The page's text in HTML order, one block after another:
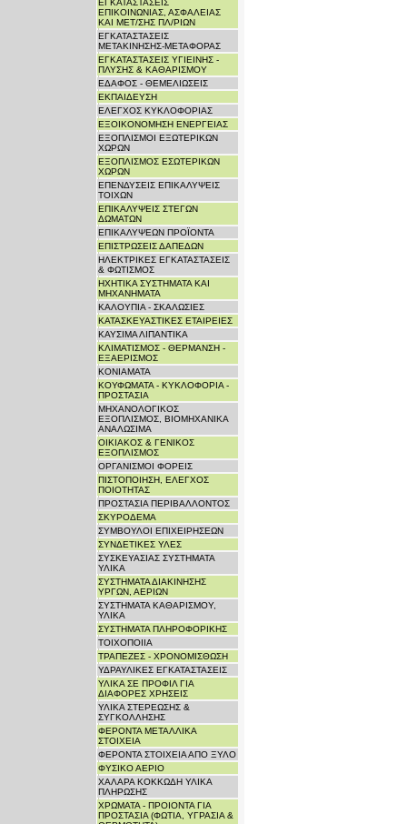
ΕΓΚΑΤΑΣΤΑΣΕΙΣ
ΕΠΙΚΟΙΝΩΝΙΑΣ, ΑΣΦΑΛΕΙΑΣ
ΚΑΙ ΜΕΤ/ΣΗΣ ΠΛ/ΡΙΩΝ
ΕΓΚΑΤΑΣΤΑΣΕΙΣ
ΜΕΤΑΚΙΝΗΣΗΣ-ΜΕΤΑΦΟΡΑΣ
ΕΓΚΑΤΑΣΤΑΣΕΙΣ ΥΓΙΕΙΝΗΣ -
ΠΛΥΣΗΣ & ΚΑΘΑΡΙΣΜΟΥ
ΕΔΑΦΟΣ - ΘΕΜΕΛΙΩΣΕΙΣ
ΕΚΠΑΙΔΕΥΣΗ
ΕΛΕΓΧΟΣ ΚΥΚΛΟΦΟΡΙΑΣ
ΕΞΟΙΚΟΝΟΜΗΣΗ ΕΝΕΡΓΕΙΑΣ
ΕΞΟΠΛΙΣΜΟΙ ΕΞΩΤΕΡΙΚΩΝ
ΧΩΡΩΝ
ΕΞΟΠΛΙΣΜΟΣ ΕΣΩΤΕΡΙΚΩΝ
ΧΩΡΩΝ
ΕΠΕΝΔΥΣΕΙΣ ΕΠΙΚΑΛΥΨΕΙΣ
ΤΟΙΧΩΝ
ΕΠΙΚΑΛΥΨΕΙΣ ΣΤΕΓΩΝ
ΔΩΜΑΤΩΝ
ΕΠΙΚΑΛΥΨΕΩΝ ΠΡΟΪΟΝΤΑ
ΕΠΙΣΤΡΩΣΕΙΣ ΔΑΠΕΔΩΝ
ΗΛΕΚΤΡΙΚΕΣ ΕΓΚΑΤΑΣΤΑΣΕΙΣ
& ΦΩΤΙΣΜΟΣ
ΗΧΗΤΙΚΑ ΣΥΣΤΗΜΑΤΑ ΚΑΙ
ΜΗΧΑΝΗΜΑΤΑ
ΚΑΛΟΥΠΙΑ - ΣΚΑΛΩΣΙΕΣ
ΚΑΤΑΣΚΕΥΑΣΤΙΚΕΣ ΕΤΑΙΡΕΙΕΣ
ΚΑΥΣΙΜΑ ΛΙΠΑΝΤΙΚΑ
ΚΛΙΜΑΤΙΣΜΟΣ - ΘΕΡΜΑΝΣΗ -
ΕΞΑΕΡΙΣΜΟΣ
ΚΟΝΙΑΜΑΤΑ
ΚΟΥΦΩΜΑΤΑ - ΚΥΚΛΟΦΟΡΙΑ -
ΠΡΟΣΤΑΣΙΑ
ΜΗΧΑΝΟΛΟΓΙΚΟΣ
ΕΞΟΠΛΙΣΜΟΣ, ΒΙΟΜΗΧΑΝΙΚΑ
ΑΝΑΛΩΣΙΜΑ
ΟΙΚΙΑΚΟΣ & ΓΕΝΙΚΟΣ
ΕΞΟΠΛΙΣΜΟΣ
ΟΡΓΑΝΙΣΜΟΙ ΦΟΡΕΙΣ
ΠΙΣΤΟΠΟΙΗΣΗ, ΕΛΕΓΧΟΣ
ΠΟΙΟΤΗΤΑΣ
ΠΡΟΣΤΑΣΙΑ ΠΕΡΙΒΑΛΛΟΝΤΟΣ
ΣΚΥΡΟΔΕΜΑ
ΣΥΜΒΟΥΛΟΙ ΕΠΙΧΕΙΡΗΣΕΩΝ
ΣΥΝΔΕΤΙΚΕΣ ΥΛΕΣ
ΣΥΣΚΕΥΑΣΙΑΣ ΣΥΣΤΗΜΑΤΑ
ΥΛΙΚΑ
ΣΥΣΤΗΜΑΤΑ ΔΙΑΚΙΝΗΣΗΣ
ΥΡΓΩΝ, ΑΕΡΙΩΝ
ΣΥΣΤΗΜΑΤΑ ΚΑΘΑΡΙΣΜΟΥ,
ΥΛΙΚΑ
ΣΥΣΤΗΜΑΤΑ ΠΛΗΡΟΦΟΡΙΚΗΣ
ΤΟΙΧΟΠΟΙΙΑ
ΤΡΑΠΕΖΕΣ - ΧΡΟΝΟΜΙΣΘΩΣΗ
ΥΔΡΑΥΛΙΚΕΣ ΕΓΚΑΤΑΣΤΑΣΕΙΣ
ΥΛΙΚΑ ΣΕ ΠΡΟΦΙΛ ΓΙΑ
ΔΙΑΦΟΡΕΣ ΧΡΗΣΕΙΣ
ΥΛΙΚΑ ΣΤΕΡΕΩΣΗΣ &
ΣΥΓΚΟΛΛΗΣΗΣ
ΦΕΡΟΝΤΑ ΜΕΤΑΛΛΙΚΑ
ΣΤΟΙΧΕΙΑ
ΦΕΡΟΝΤΑ ΣΤΟΙΧΕΙΑ ΑΠΟ ΞΥΛΟ
ΦΥΣΙΚΟ ΑΕΡΙΟ
ΧΑΛΑΡΑ ΚΟΚΚΩΔΗ ΥΛΙΚΑ
ΠΛΗΡΩΣΗΣ
ΧΡΩΜΑΤΑ - ΠΡΟΙΟΝΤΑ ΓΙΑ
ΠΡΟΣΤΑΣΙΑ (ΦΩΤΙΑ, ΥΓΡΑΣΙΑ &